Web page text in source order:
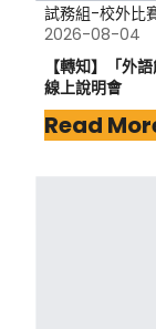
試務組-校外比
2026-08-04
【轉知】「外
線上說明會
Read